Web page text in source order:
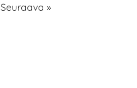
Seuraava »